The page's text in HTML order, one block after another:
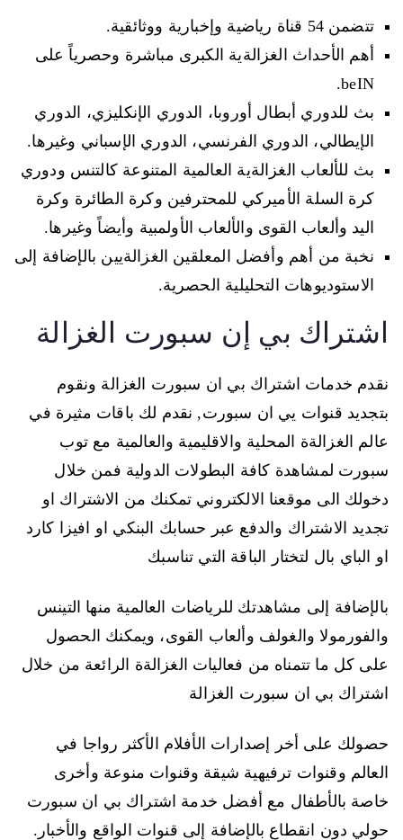
تتضمن 54 قناة رياضية وإخبارية ووثائقية.
أهم الأحداث الغزالةية الكبرى مباشرة وحصرياً على
beIN.
بث للدوري أبطال أوروبا، الدوري الإنكليزي، الدوري
الإيطالي، الدوري الفرنسي، الدوري الإسباني وغيرها.
بث للألعاب الغزالةية العالمية المتنوعة كالتنس ودوري
كرة السلة الأميركي للمحترفين وكرة الطائرة وكرة
اليد وألعاب القوى والألعاب الأولمبية وأيضاً وغيرها.
نخبة من أهم وأفضل المعلقين الغزالةيين بالإضافة إلى
الاستوديوهات التحليلية الحصرية.
اشتراك بي إن سبورت الغزالة
نقدم خدمات اشتراك بي ان سبورت الغزالة ونقوم
بتجديد قنوات يي ان سبورت, نقدم لك باقات مثيرة في
عالم الغزالةة المحلية والاقليمية والعالمية مع توب
سبورت لمشاهدة كافة البطولات الدولية فمن خلال
دخولك الى موقعنا الالكتروني تمكنك من الاشتراك او
تجديد الاشتراك والدفع عبر حسابك البنكي او افيزا كارد
او الباي بال لتختار الباقة التي تناسبك
بالإضافة إلى مشاهدتك للرياضات العالمية منها التينس
والفورمولا والغولف وألعاب القوى، ويمكنك الحصول
على كل ما تتمناه من فعاليات الغزالةة الرائعة من خلال
اشتراك بي ان سبورت الغزالة
حصولك على أخر إصدارات الأفلام الأكثر رواجا في
العالم وقنوات ترفيهية شيقة وقنوات منوعة وأخرى
خاصة بالأطفال مع أفضل خدمة اشتراك بي ان سبورت
حولي دون انقطاع بالإضافة إلى قنوات الواقع والأخبار.